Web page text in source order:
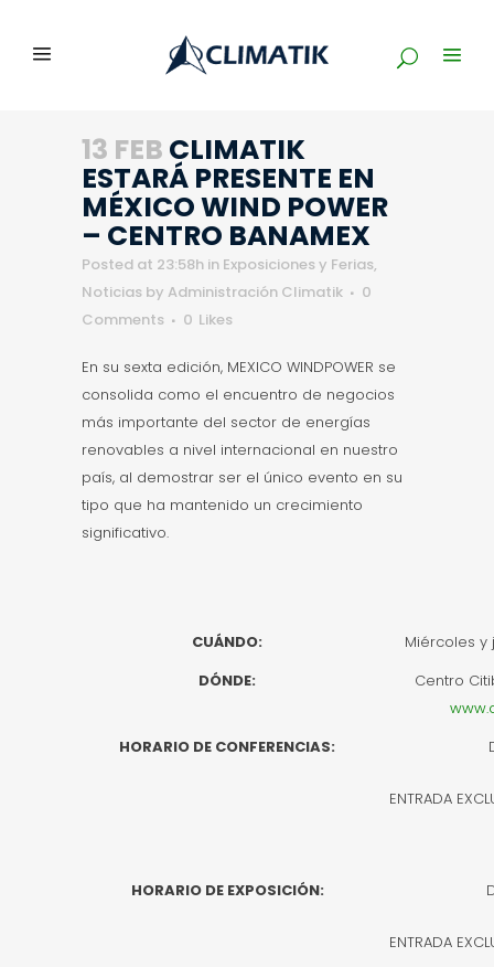
13 FEB CLIMATIK
ESTARÁ PRESENTE EN
MÉXICO WIND POWER
– CENTRO BANAMEX
Posted at 23:58h in Exposiciones y Ferias,
Noticias by Administración Climatik
0
Comments
0 Likes
En su sexta edición, MEXICO WINDPOWER se
consolida como el encuentro de negocios
más importante del sector de energías
renovables a nivel internacional en nuestro
país, al demostrar ser el único evento en su
tipo que ha mantenido un crecimiento
significativo.
CUÁNDO:
Miércoles y
DÓNDE:
Centro
HORARIO DE CONFERENCIAS:
ENTRADA
HORARIO DE EXPOSICIÓN:
ENTRADA